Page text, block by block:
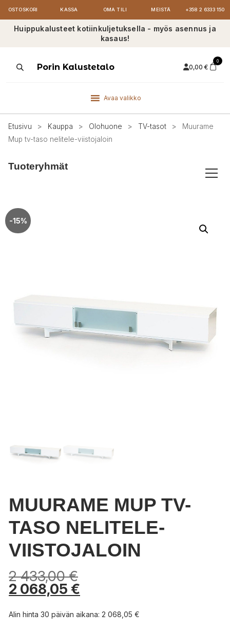
OSTOSKORI KASSA OMA TILI MEISTÄ +358 2 6333 150
Huippukalusteet kotiinkuljetuksella - myös asennus ja
kasaus!
ProductsPorin Kalustetalo 0,00 €
0
Avaa valikko
Etusivu > Kauppa > Olohuone > TV-tasot >
Muurame
Mup tv-taso nelitele-viistojaloin
Tuoteryhmät
-15%
MUURAME MUP TV-
TASO NELITELE-
VIISTOJALOIN
2 433,00€
2 068,05 €
Alin hinta 30 päivän aikana: 2 068,05 €